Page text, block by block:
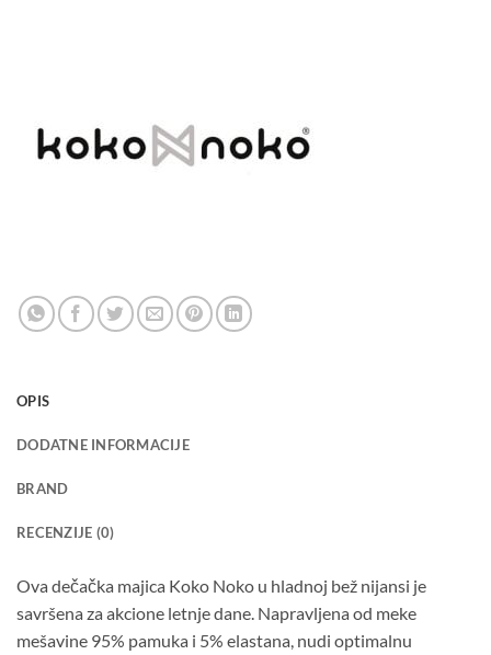
OPIS
DODATNE INFORMACIJE
BRAND
RECENZIJE (0)
Ova dečačka majica Koko Noko u hladnoj bež nijansi je
savršena za akcione letnje dane. Napravljena od meke
mešavine 95% pamuka i 5% elastana, nudi optimalnu